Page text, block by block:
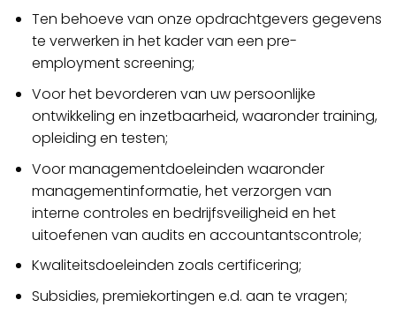
Ten behoeve van onze opdrachtgevers gegevens
te verwerken in het kader van een pre-
employment screening;
Voor het bevorderen van uw persoonlijke
ontwikkeling en inzetbaarheid, waaronder training,
opleiding en testen;
Voor managementdoeleinden waaronder
managementinformatie, het verzorgen van
interne controles en bedrijfsveiligheid en het
uitoefenen van audits en accountantscontrole;
Kwaliteitsdoeleinden zoals certificering;
Subsidies, premiekortingen e.d. aan te vragen;